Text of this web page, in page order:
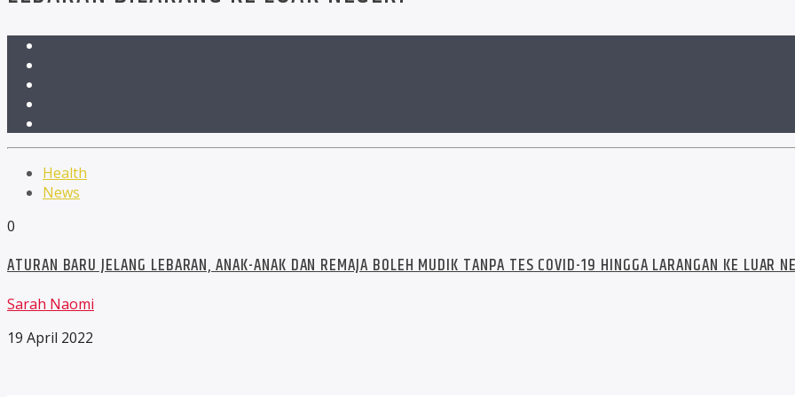
Health
News
0
ATURAN BARU JELANG LEBARAN, ANAK-ANAK DAN REMAJA BOLEH MUDIK TANPA TES COVID-19 HINGGA LARANGAN KE LUAR
Sarah Naomi
19 April 2022